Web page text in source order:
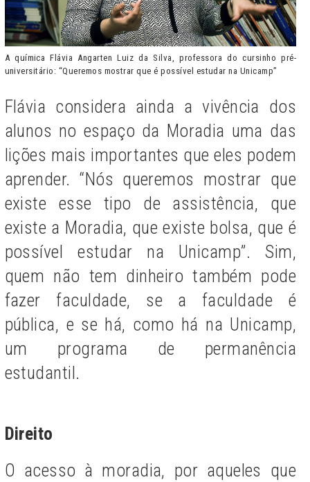
A química Flávia Angarten Luiz da Silva, professora do cursinho pré-
universitário: “Queremos mostrar que é possível estudar na Unicamp”
Flávia considera ainda a vivência dos
alunos no espaço da Moradia uma das
lições mais importantes que eles podem
aprender. “Nós queremos mostrar que
existe esse tipo de assistência, que
existe a Moradia, que existe bolsa, que é
possível estudar na Unicamp”. Sim,
quem não tem dinheiro também pode
fazer faculdade, se a faculdade é
pública, e se há, como há na Unicamp,
um programa de permanência
estudantil.
Direito
O acesso à moradia, por aqueles que